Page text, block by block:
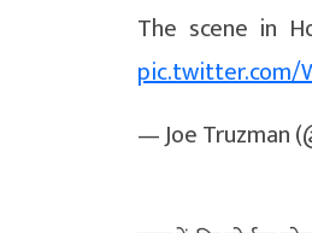
The scene in
pic.twitter.com/
— Joe Truzman